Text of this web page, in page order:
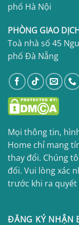
phố Hà Nội
PHÒNG GIAO
Toà nhà số 45
phố Đà Nẵng
Mọi thông tin,
Home chỉ mang
thay đổi. Chúng
đối. Vui lòng xác
trước khi ra quyết
ĐĂNG KÝ NHẬN